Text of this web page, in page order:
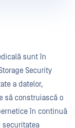
sunt în
Security
a datelor,
să construiască o
în continuă
securitatea